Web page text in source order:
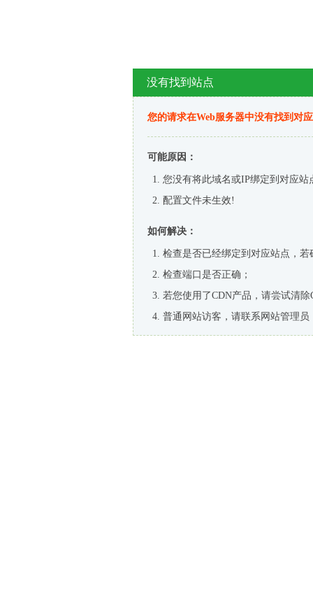
没有找到站点
您的请求在Web服务器中没有找到对
可能原因：
您没有将此域名或IP绑定到对应站
配置文件未生效!
如何解决：
检查是否已经绑定到对应站点，
检查端口是否正确；
若您使用了CDN产品，请尝试清除
普通网站访客，请联系网站管理员